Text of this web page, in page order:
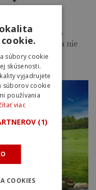
krígli alebo
či nealko radlera nie
súbory cookie
skúsenosti.
vyjadrujete
súborov cookie
používania
viac
(1)
COOKIES